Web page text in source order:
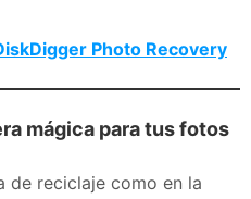
Photo Recovery
mágica para tus fotos
de reciclaje como en la